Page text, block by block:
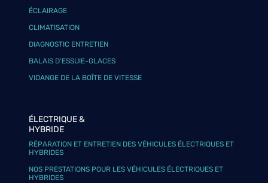
ÉCLAIRAGE
CLIMATISATION
DIAGNOSTIC ENTRETIEN
BALAIS D’ESSUIE-GLACES
VIDANGE DE LA BOÎTE DE VITESSE
ÉLECTRIQUE &
HYBRIDE
RÉPARATION ET ENTRETIEN DES VÉHICULES ÉLECTRIQUES ET
HYBRIDES
NOS PRESTATIONS POUR LES VÉHICULES ÉLECTRIQUES ET
HYBRIDES